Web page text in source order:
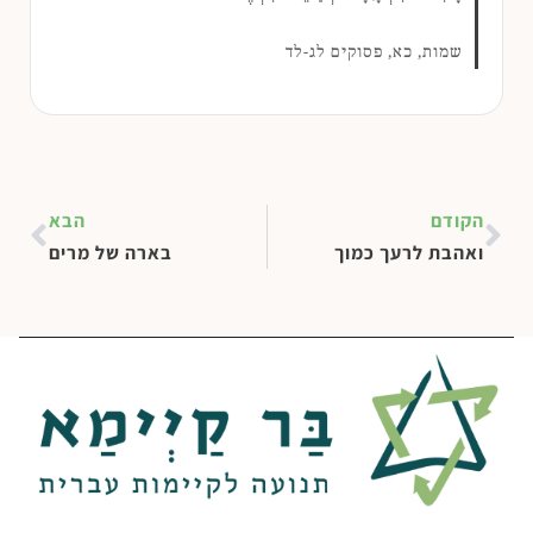
שמות, כא, פסוקים לג-לד
הקודם
ואהבת לרעך כמוך
הבא
בארה של מרים